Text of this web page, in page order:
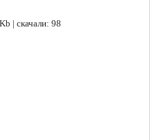
| скачали: 98